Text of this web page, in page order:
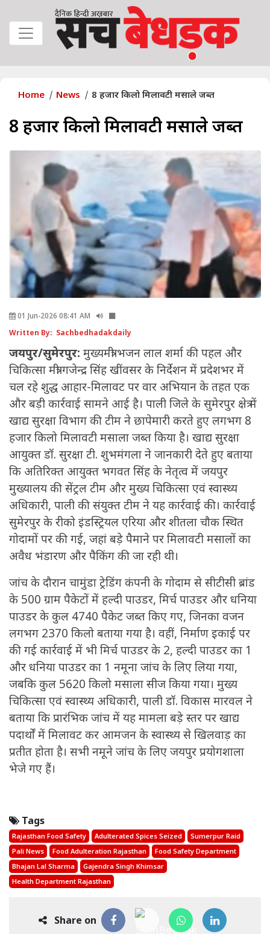
Home News 8 हजार किलो मिलावटी मसाले जब्त
8 हजार किलो मिलावटी मसाले जब्त
01 Jun-2026 08:41 AM
Written By: Sachbedhadakdaily
जयपुर/सुमेरपुर: मुख्यमंत्री भजन लाल शर्मा की पहल और
चिकित्सा मंत्री गजेन्द्र सिंह खींवसर के निर्देशन में प्रदेशभर में
चल रहे शुद्ध आहार-मिलावट पर वार अभियान के तहत एक
और बड़ी कार्रवाई सामने आई है। पाली जिले के सुमेरपुर क्षेत्र में
खाद्य सुरक्षा विभाग की टीम ने छापेमारी करते हुए लगभग 8
हजार किलो मिलावटी मसाला जब्त किया है। खाद्य सुरक्षा
आयुक्त डॉ. सुरक्षा टी. शुभमंगला ने जानकारी देते हुए बताया
कि अतिरिक्त आयुक्त भगवत सिंह के नेतृत्व में जयपुर
मुख्यालय की सेंट्रल टीम और मुख्य चिकित्सा एवं स्वास्थ्य
अधिकारी, पाली की संयुक्त टीम ने यह कार्रवाई की। कार्रवाई
सुमेरपुर के रीको इंडस्ट्रियल एरिया और शीतला चौक स्थित
गोदामों पर की गई, जहां बड़े पैमाने पर मिलावटी मसालों का
अवैध भंडारण और पैकिंग की जा रही थी।
जांच के दौरान चामुंडा ट्रेडिंग कंपनी के गोदाम से सीटीसी ब्रांड
के 500 ग्राम पैकेटों में हल्दी पाउडर, मिर्च पाउडर और धनिया
पाउडर के कुल 4740 पैकेट जब्त किए गए, जिनका वजन
लगभग 2370 किलो बताया गया है। वहीं, निर्माण इकाई पर
की गई कार्रवाई में भी मिर्च पाउडर के 2, हल्दी पाउडर का 1
और धनिया पाउडर का 1 नमूना जांच के लिए लिया गया,
जबकि कुल 5620 किलो मसाला सीज किया गया। मुख्य
चिकित्सा एवं स्वास्थ्य अधिकारी, पाली डॉ. विकास मारवल ने
बताया कि प्रारंभिक जांच में यह मामला बड़े स्तर पर खाद्य
पदार्थों में मिलावट कर आमजन के स्वास्थ्य से खिलवाड़ का
प्रतीत होता है। सभी नमूने जांच के लिए जयपुर प्रयोगशाला
भेजे गए हैं।
Tags
Rajasthan Food Safety Adulterated Spices Seized
Sumerpur Raid
Pali News
Food Adulteration Rajasthan
Food Safety Department
Bhajan Lal Sharma
Gajendra Singh Khimsar
Health Department Rajasthan
Share on